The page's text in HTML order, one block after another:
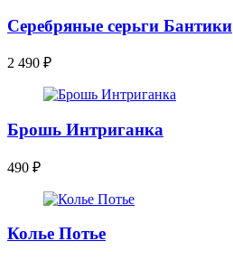
Серебряные серьги Бантики
2 490 ₽
Брошь Интриганка
490 ₽
Колье Потье